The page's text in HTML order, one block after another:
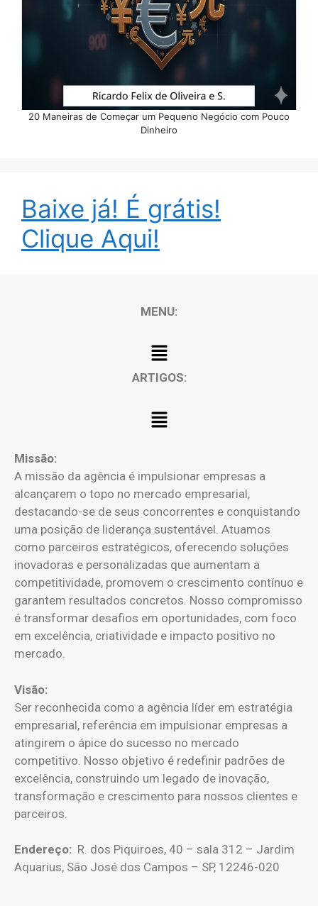
20 Maneiras de Começar um Pequeno Negócio com Pouco
Dinheiro
Baixe já! É grátis!
Clique Aqui!
MENU:
ARTIGOS:
Missão:
A missão da agência é impulsionar empresas a
alcançarem o topo no mercado empresarial,
destacando-se de seus concorrentes e conquistando
uma posição de liderança sustentável. Atuamos
como parceiros estratégicos, oferecendo soluções
inovadoras e personalizadas que aumentam a
competitividade, promovem o crescimento contínuo e
garantem resultados concretos. Nosso compromisso
é transformar desafios em oportunidades, com foco
em excelência, criatividade e impacto positivo no
mercado.
Visão:
Ser reconhecida como a agência líder em estratégia
empresarial, referência em impulsionar empresas a
atingirem o ápice do sucesso no mercado
competitivo. Nosso objetivo é redefinir padrões de
excelência, construindo um legado de inovação,
transformação e crescimento para nossos clientes e
parceiros.
Endereço: R. dos Piquiroes, 40 – sala 312 – Jardim
Aquarius, São José dos Campos – SP, 12246-020